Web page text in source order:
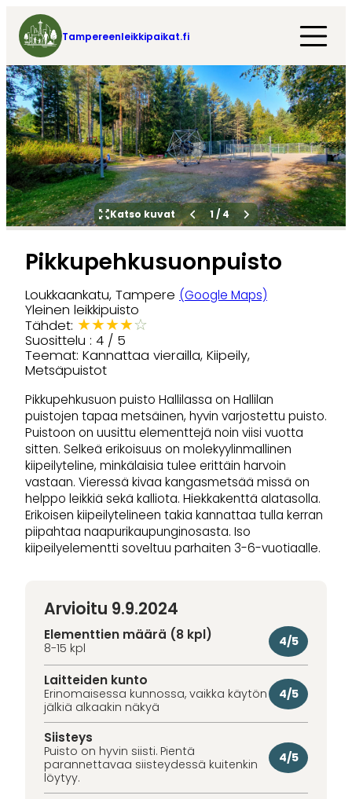
Tampereenleikkipaikat.fi
Katso kuvat 1/4
Pikkupehkusuonpuisto
Loukkaankatu, Tampere (Google Maps)
Yleinen leikkipuisto
Tähdet: ★★★★☆
Suosittelu : 4 / 5
Teemat: Kannattaa vierailla, Kiipeily,
Metsäpuistot
Pikkupehkusuon puisto Hallilassa on Hallilan
puistojen tapaa metsäinen, hyvin varjostettu puisto.
Puistoon on uusittu elementtejä noin viisi vuotta
sitten. Selkeä erikoisuus on molekyylinmallinen
kiipeilyteline, minkälaisia tulee erittäin harvoin
vastaan. Vieressä kivaa kangasmetsää missä on
helppo leikkiä sekä kalliota. Hiekkakenttä alatasolla.
Erikoisen kiipeilytelineen takia kannattaa tulla kerran
piipahtaa naapurikaupunginosasta. Iso
kiipeilyelementti soveltuu parhaiten 3-6-vuotiaalle.
Arvioitu 9.9.2024
Elementtien määrä (8 kpl)
8-15 kpl 4/5
Laitteiden kunto
Erinomaisessa kunnossa, vaikka käytön
jälkiä alkaakin näkyä
4/5
Siisteys
Puisto on hyvin siisti. Pientä
parannettavaa siisteydessä kuitenkin
löytyy.
4/5